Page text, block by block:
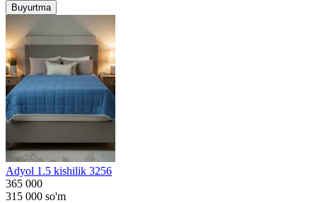
Buyurtma
Adyol 1.5 kishilik 3256
365 000
315 000 so'm